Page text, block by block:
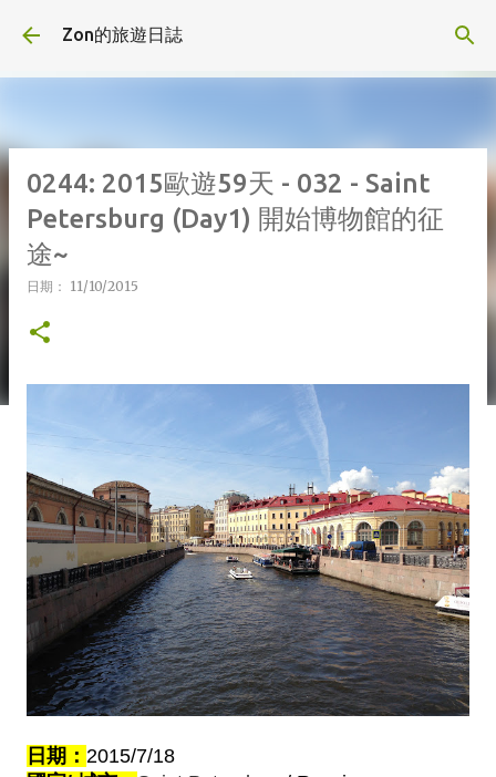
Zon的旅遊日誌
0244: 2015歐遊59天 - 032 - Saint
Petersburg (Day1) 開始博物館的征
途~
日期： 11/10/2015
日期： 2015/7/18